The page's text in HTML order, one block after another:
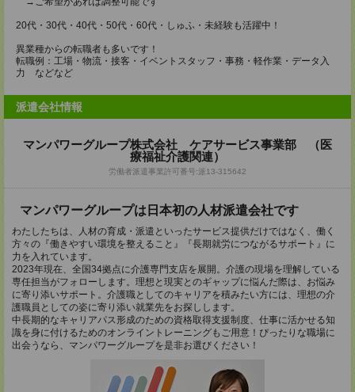
20代・30代・40代・50代・60代・しゅふ・未経験も活躍中！
異業種からの転職者も多いです！
転職例：工場・物流・接客・イベントスタッフ・事務・軽作業・データ入
力 などなど
派遣会社情報
マンパワーグループ株式会社 ケアサービス事業部 （医
療福祉介護関連）
労働者派遣事業許可番号:派13-315642
マンパワーグループは日本初の人材派遣会社です
わたしたちは、人材の育成・派遣といったサービス提供だけではなく、働く
方々の『働きやすい環境を整えること』『長期就労につながるサポート』に
力を入れています。
2023年現在、全国34拠点に介護専門支店を展開。介護の現場を理解している
専任担当がフォローします。理想と現実とのギャップに悩んだ際は、お悩み
に寄り添いサポート。介護職としてのキャリアを積みたい方には、理想の介
護職員としての姿に寄り添い就業先をお探しします。
中長期的なキャリアパス形成のための資格取得支援制度、仕事に活かせる知
識を身に付けるためのオンライントレーニングもご用意！ぴったりな職場に
出会うなら、マンパワーグループを是非お選びください！